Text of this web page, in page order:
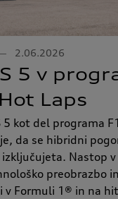
2.06.2026
5 v
Laps
5 kot del programa
da se hibridni
Nastop
preobrazbo
v Formuli 1® in na